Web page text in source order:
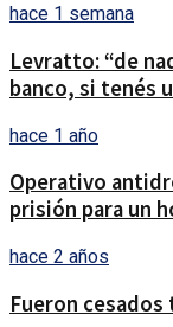
hace 1 semana
Levratto: “de
banco, si tenés
hace 1 año
Operativo
prisión para un
hace 2 años
Fueron